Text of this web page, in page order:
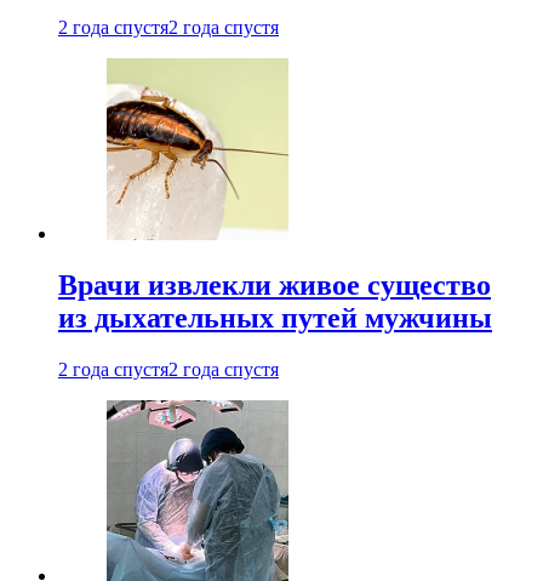
2 года спустя2 года спустя
Врачи извлекли живое существо
из дыхательных путей мужчины
2 года спустя2 года спустя